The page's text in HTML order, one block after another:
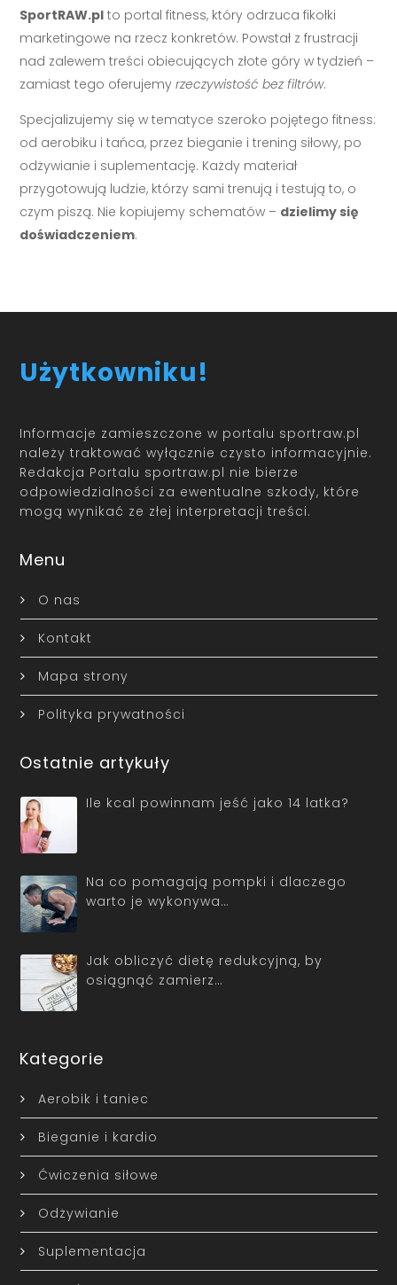
SportRAW.pl to portal fitness, który odrzuca fikołki
marketingowe na rzecz konkretów. Powstał z frustracji
nad zalewem treści obiecujących złote góry w tydzień –
zamiast tego oferujemyrzeczywistość bez filtrów.
Specjalizujemy się w tematyce szeroko pojętego fitness:
od aerobiku i tańca, przez bieganie i trening siłowy, po
odżywianie i suplementację. Każdy materiał
przygotowują ludzie, którzy sami trenują i testują to, o
czym piszą. Nie kopiujemy schematów – dzielimy się
doświadczeniem.
Użytkowniku!
Informacje zamieszczone w portalu sportraw.pl
należy traktować wyłącznie czysto informacyjnie.
Redakcja Portalu sportraw.pl nie bierze
odpowiedzialności za ewentualne szkody, które
mogą wynikać ze złej interpretacji treści.
Menu
O nas
Kontakt
Mapa strony
Polityka prywatności
Ostatnie artykuły
Ile kcal powinnam jeść jako 14 latka?
Na co pomagają pompki i dlaczego
warto je wykonywa…
Jak obliczyć dietę redukcyjną, by
osiągnąć zamierz…
Kategorie
Aerobik i taniec
Bieganie i kardio
Ćwiczenia siłowe
Odżywianie
Suplementacja